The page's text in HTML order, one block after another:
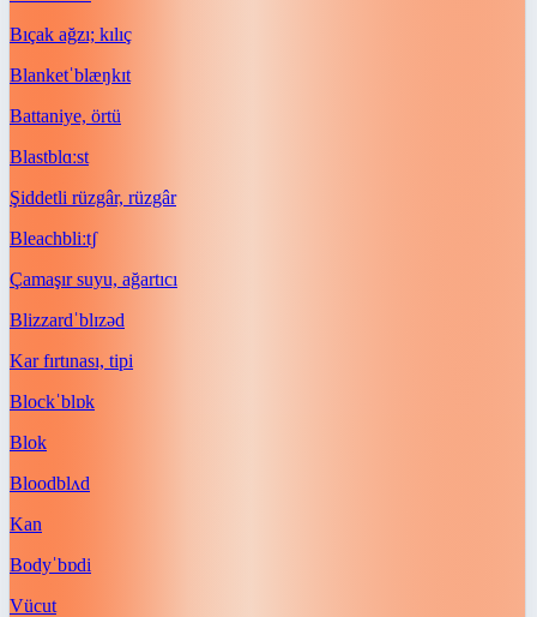
Bıçak ağzı; kılıç
Blanketˈblæŋkɪt
Battaniye, örtü
Blastblɑːst
Şiddetli rüzgâr, rüzgâr
Bleachbliːtʃ
Çamaşır suyu, ağartıcı
Blizzardˈblɪzəd
Kar fırtınası, tipi
Blockˈblɒk
Blok
Bloodblʌd
Kan
Bodyˈbɒdi
Vücut